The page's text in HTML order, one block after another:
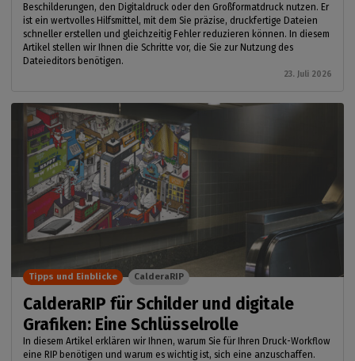
Beschilderungen, den Digitaldruck oder den Großformatdruck nutzen. Er
ist ein wertvolles Hilfsmittel, mit dem Sie präzise, druckfertige Dateien
schneller erstellen und gleichzeitig Fehler reduzieren können. In diesem
Artikel stellen wir Ihnen die Schritte vor, die Sie zur Nutzung des
Dateieditors benötigen.
23. Juli 2026
CalderaRIP für Schilder und digitale
Grafiken: Eine Schlüsselrolle
In diesem Artikel erklären wir Ihnen, warum Sie für Ihren Druck-Workflow
eine RIP benötigen und warum es wichtig ist, sich eine anzuschaffen.
Tipps und Einblicke CalderaRIP